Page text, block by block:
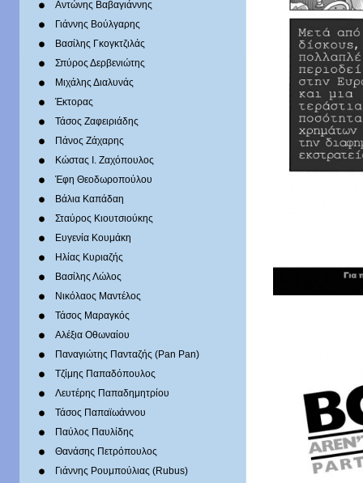
Αντώνης Βαβαγιάννης
Γιάννης Βούλγαρης
Βασίλης Γκογκτζιλάς
Σπύρος Δερβενιώτης
Mιχάλης Διαλυνάς
Έκτορας
Τάσος Ζαφειριάδης
Πάνος Ζάχαρης
Κώστας Ι. Ζαχόπουλoς
Έφη Θεοδωροπούλου
Βάλια Καπάδαη
Σταύρος Κιουτσιούκης
Ευγενία Κουμάκη
Ηλίας Κυριαζής
Βασίλης Λώλος
Νικόλαος Μαντέλος
Τάσος Μαραγκός
Αλέξια Οθωναίου
Παναγιώτης Πανταζής (Pan Pan)
Τζίμης Παπαδόπουλος
Λευτέρης Παπαδημητρίου
Τάσος Παπαϊωάννου
Παύλος Παυλίδης
Θανάσης Πετρόπουλος
Γιάννης Ρουμπούλιας (Rubus)